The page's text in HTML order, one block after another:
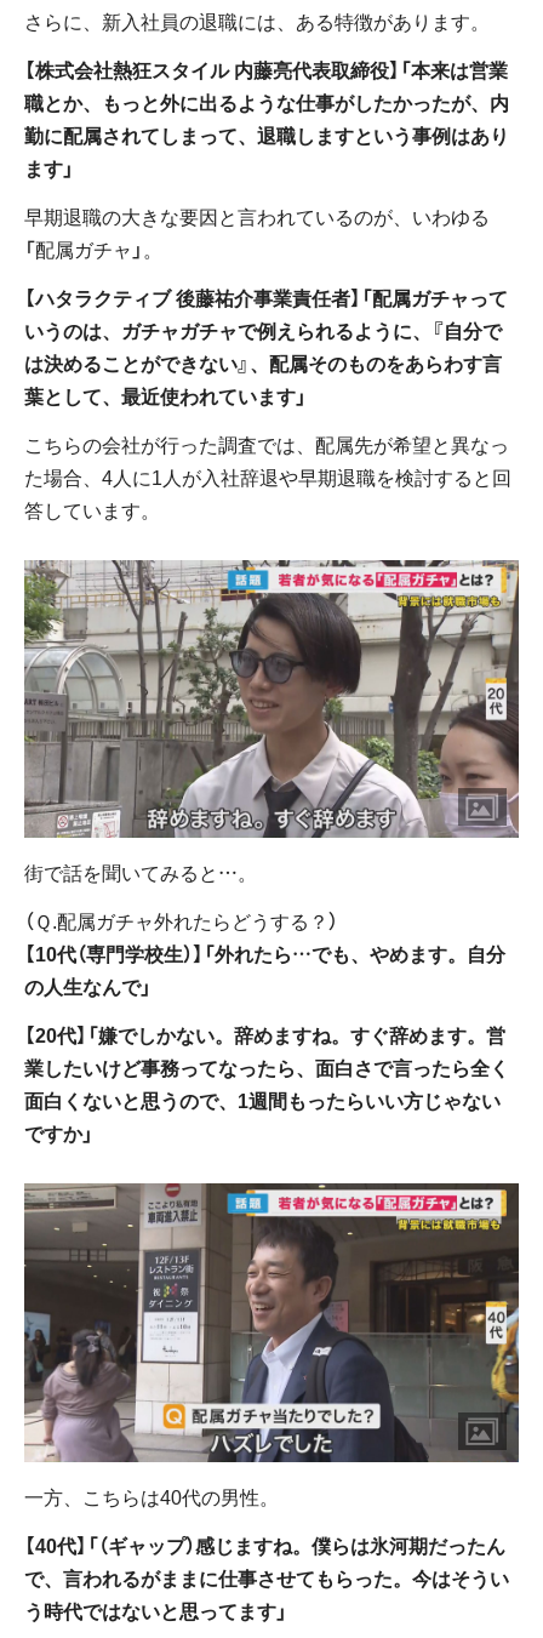
さらに、新入社員の退職には、ある特徴があります。
【株式会社熱狂スタイル 内藤亮代表取締役】「本来は営業
職とか、もっと外に出るような仕事がしたかったが、内
勤に配属されてしまって、退職しますという事例はあり
ます」
早期退職の大きな要因と言われているのが、いわゆる
「配属ガチャ」。
【ハタラクティブ 後藤祐介事業責任者】「配属ガチャって
いうのは、ガチャガチャで例えられるように、『自分で
は決めることができない』、配属そのものをあらわす言
葉として、最近使われています」
こちらの会社が行った調査では、配属先が希望と異なっ
た場合、4人に1人が入社辞退や早期退職を検討すると回
答しています。
街で話を聞いてみると…。
（Ｑ.配属ガチャ外れたらどうする？）
【10代（専門学校生）】「外れたら…でも、やめます。自分
の人生なんで」
【20代】「嫌でしかない。辞めますね。すぐ辞めます。営
業したいけど事務ってなったら、面白さで言ったら全く
面白くないと思うので、1週間もったらいい方じゃない
ですか」
一方、こちらは40代の男性。
【40代】「（ギャップ）感じますね。僕らは氷河期だったん
で、言われるがままに仕事させてもらった。今はそうい
う時代ではないと思ってます」